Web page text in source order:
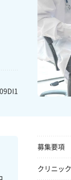
募集要項
クリニッ